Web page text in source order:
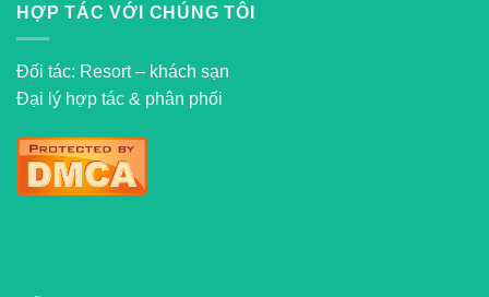
HỢP TÁC VỚI CHÚNG TÔI
Đối tác: Resort – khách sạn
Đại lý hợp tác & phân phối